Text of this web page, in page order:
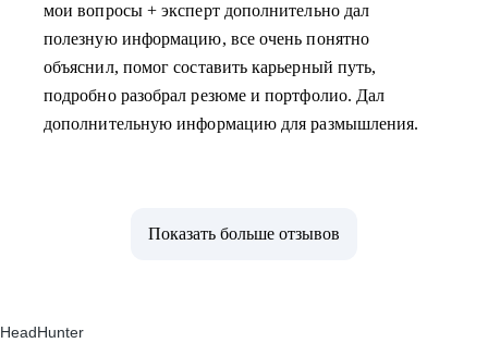
мои вопросы + эксперт дополнительно дал
полезную информацию, все очень понятно
объяснил, помог составить карьерный путь,
подробно разобрал резюме и портфолио. Дал
дополнительную информацию для размышления.
Показать больше отзывов
HeadHunter